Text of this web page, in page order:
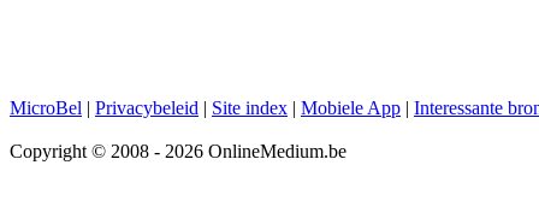
MicroBel | Privacybeleid | Site index | Mobiele App | Interessante
Copyright © 2008 - 2026 OnlineMedium.be